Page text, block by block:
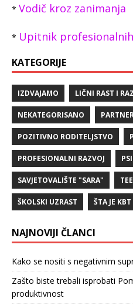
* Vodič kroz zanimanja
* Upitnik
KATEGORIJE
IZDVAJAMO LIČNI RAST I
NEKATEGORISANO
POZITIVNO RODITELJSTVO
PROFESIONALNI RAZVOJ
SAVJETOVALIŠTE "SARA"
ŠKOLSKI UZRAST ŠTA JE
NAJNOVIJI ČLANCI
Kako se nositi s negativnim
Zašto biste trebali isprobati
produktivnost